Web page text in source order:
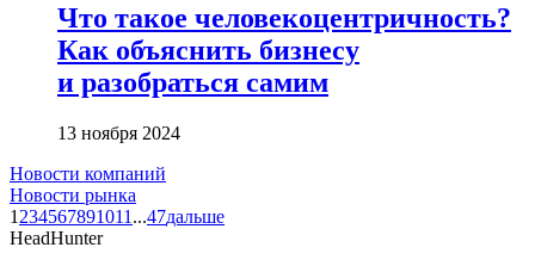
Что такое человеко­центричность?
Как объяснить бизнесу
и разобраться самим
13 ноября 2024
Новости компаний
Новости рынка
1 234567891011 ...47дальше
HeadHunter